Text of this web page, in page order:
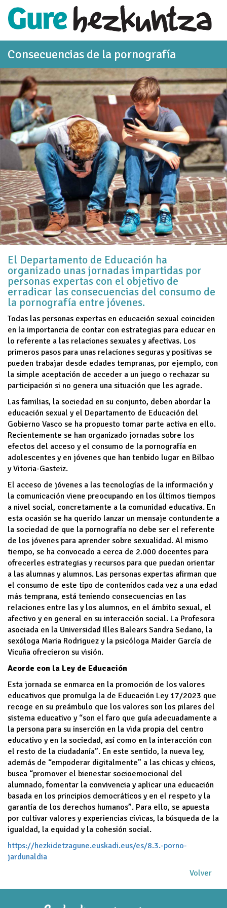
Saltar al contenido principal
Consecuencias de la pornografía
El Departamento de Educación ha
organizado unas jornadas impartidas por
personas expertas con el objetivo de
erradicar las consecuencias del consumo de
la pornografía entre jóvenes.
Todas las personas expertas en educación sexual coinciden
en la importancia de contar con estrategias para educar en
lo referente a las relaciones sexuales y afectivas. Los
primeros pasos para unas relaciones seguras y positivas se
pueden trabajar desde edades tempranas, por ejemplo, con
la simple aceptación de acceder a un juego o rechazar su
participación si no genera una situación que les agrade.
Las familias, la sociedad en su conjunto, deben abordar la
educación sexual y el Departamento de Educación del
Gobierno Vasco se ha propuesto tomar parte activa en ello.
Recientemente se han organizado jornadas sobre los
efectos del acceso y el consumo de la pornografía en
adolescentes y en jóvenes que han tenbido lugar en Bilbao
y Vitoria-Gasteiz.
El acceso de jóvenes a las tecnologías de la información y
la comunicación viene preocupando en los últimos tiempos
a nivel social, concretamente a la comunidad educativa. En
esta ocasión se ha querido lanzar un mensaje contundente a
la sociedad de que la pornografía no debe ser el referente
de los jóvenes para aprender sobre sexualidad. Al mismo
tiempo, se ha convocado a cerca de 2.000 docentes para
ofrecerles estrategias y recursos para que puedan orientar
a las alumnas y alumnos. Las personas expertas afirman que
el consumo de este tipo de contenidos cada vez a una edad
más temprana, está teniendo consecuencias en las
relaciones entre las y los alumnos, en el ámbito sexual, el
afectivo y en general en su interacción social. La Profesora
asociada en la Universidad Illes Balears Sandra Sedano, la
sexóloga Maria Rodriguez y la psicóloga Maider García de
Vicuña ofrecieron su visión.
Acorde con la Ley de Educación
Esta jornada se enmarca en la promoción de los valores
educativos que promulga la de Educación Ley 17/2023 que
recoge en su preámbulo que los valores son los pilares del
sistema educativo y “son el faro que guía adecuadamente a
la persona para su inserción en la vida propia del centro
educativo y en la sociedad, así como en la interacción con
el resto de la ciudadanía”. En este sentido, la nueva ley,
además de “empoderar digitalmente” a las chicas y chicos,
busca “promover el bienestar socioemocional del
alumnado, fomentar la convivencia y aplicar una educación
basada en los principios democráticos y en el respeto y la
garantía de los derechos humanos”. Para ello, se apuesta
por cultivar valores y experiencias cívicas, la búsqueda de la
igualdad, la equidad y la cohesión social.
https://hezkidetzagune.euskadi.eus/es/8.3.-porno-
jardunaldia
Volver